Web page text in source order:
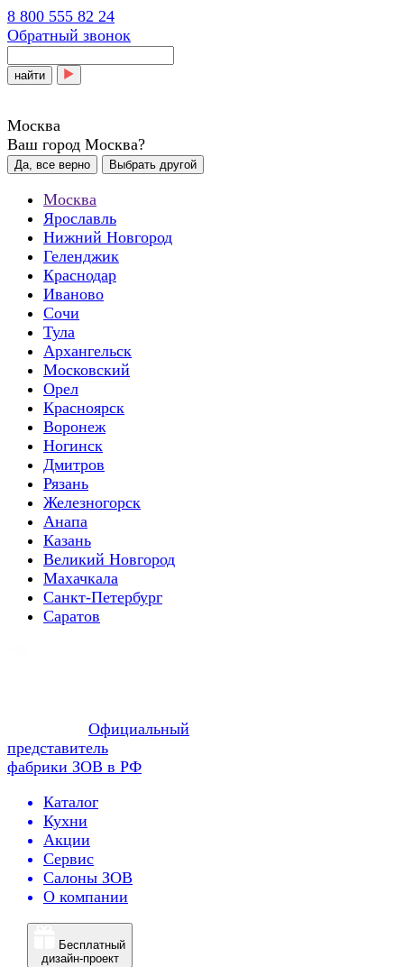
8 800 555 82 24
Обратный звонок
найти
Москва
Ваш город Москва?
Да, все верно Выбрать другой
Москва
Ярославль
Нижний Новгород
Геленджик
Краснодар
Иваново
Сочи
Тула
Архангельск
Московский
Орел
Красноярск
Воронеж
Ногинск
Дмитров
Рязань
Железногорск
Анапа
Казань
Великий Новгород
Махачкала
Санкт-Петербург
Саратов
Официальный
представитель
фабрики ЗОВ в РФ
Каталог
Кухни
Акции
Сервис
Салоны ЗОВ
О компании
Бесплатный
дизайн-проект